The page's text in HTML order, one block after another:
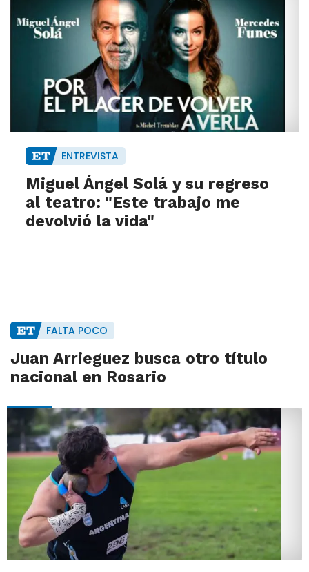
ENTREVISTA
Miguel Ángel Solá y su regreso
al teatro: "Este trabajo me
devolvió la vida"
FALTA POCO
Juan Arrieguez busca otro título
nacional en Rosario